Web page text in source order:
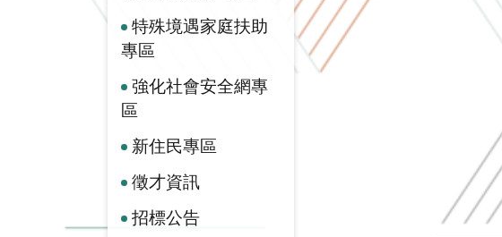
特殊境遇家庭扶助
專區
強化社會安全網專
區
新住民專區
徵才資訊
招標公告